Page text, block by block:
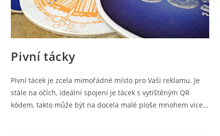
Pivní tácky
Pivní tácek je zcela mimořádné místo pro Vaši reklamu. Je
stále na očích, ideální spojení je tácek s vytištěným QR
kódem, takto může být na docela malé ploše mnohem více…